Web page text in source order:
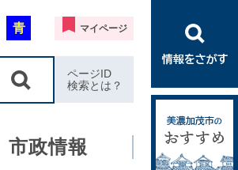
青 マイページ
ページID
検索とは？
市政情報